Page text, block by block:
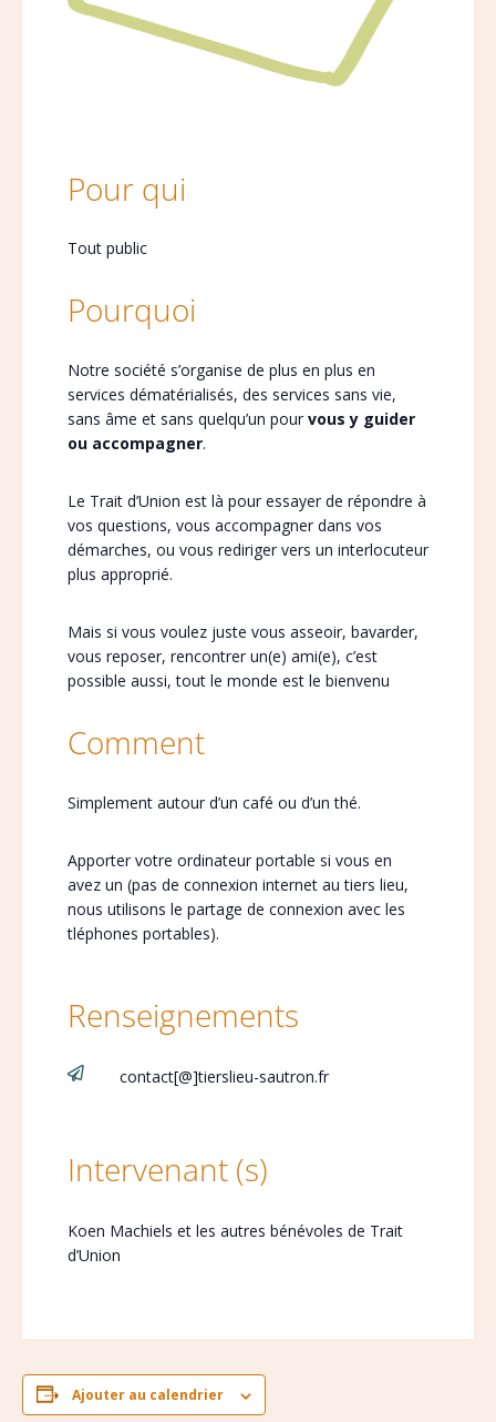
Pour qui
Tout public
Pourquoi
Notre société s’organise de plus en plus en
services dématérialisés, des services sans vie,
sans âme et sans quelqu’un pour vous y guider
ou accompagner.
Le Trait d’Union est là pour essayer de répondre à
vos questions, vous accompagner dans vos
démarches, ou vous rediriger vers un interlocuteur
plus approprié.
Mais si vous voulez juste vous asseoir, bavarder,
vous reposer, rencontrer un(e) ami(e), c’est
possible aussi, tout le monde est le bienvenu
Comment
Simplement autour d’un café ou d’un thé.
Apporter votre ordinateur portable si vous en
avez un (pas de connexion internet au tiers lieu,
nous utilisons le partage de connexion avec les
tléphones portables).
Renseignements
 contact[@]tierslieu-sautron.fr
Intervenant (s)
Koen Machiels et les autres bénévoles de Trait
d’Union
Ajouter au calendrier